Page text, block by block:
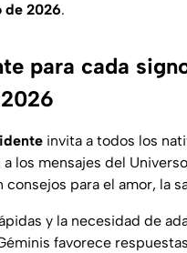
de 2026.
para cada
invita a todos los
los mensajes del
para el amor, la
y la necesidad de
favorece